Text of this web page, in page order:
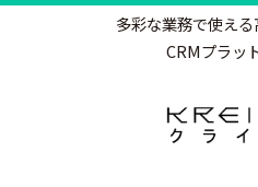
多彩な業務で使え
CRMプラッ